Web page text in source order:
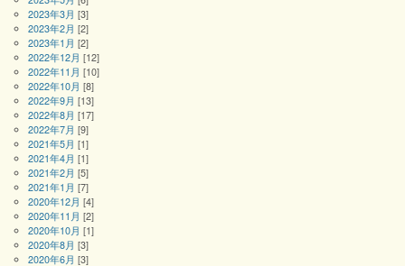
2023年3月 [3]
2023年2月 [2]
2023年1月 [2]
2022年12月 [12]
2022年11月 [10]
2022年10月 [8]
2022年9月 [13]
2022年8月 [17]
2022年7月 [9]
2021年5月 [1]
2021年4月 [1]
2021年2月 [5]
2021年1月 [7]
2020年12月 [4]
2020年11月 [2]
2020年10月 [1]
2020年8月 [3]
2020年6月 [3]